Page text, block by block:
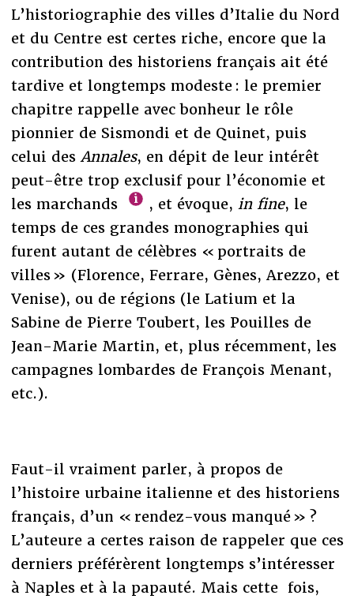
L’historiographie des villes d’Italie du Nord
et du Centre est certes riche, encore que la
contribution des historiens français ait été
tardive et longtemps modeste : le premier
chapitre rappelle avec bonheur le rôle
pionnier de Sismondi et de Quinet, puis
celui des Annales, en dépit de leur intérêt
peut-être trop exclusif pour l’économie et
les marchands
, et évoque, in fine, le
temps de ces grandes monographies qui
furent autant de célèbres « portraits de
villes » (Florence, Ferrare, Gènes, Arezzo, et
Venise), ou de régions (le Latium et la
Sabine de Pierre Toubert, les Pouilles de
Jean-Marie Martin, et, plus récemment, les
campagnes lombardes de François Menant,
etc.).
Faut-il vraiment parler, à propos de
l’histoire urbaine italienne et des historiens
français, d’un « rendez-vous manqué » ?
L’auteure a certes raison de rappeler que ces
derniers préférèrent longtemps s’intéresser
à Naples et à la papauté. Mais cette fois,